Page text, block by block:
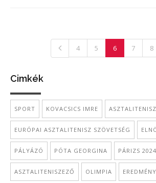
4 5 6 7 8
Cimkék
SPORT KOVACSICS IMRE ASZTALITENISZ
EURÓPAI ASZTALITENISZ SZÖVETSÉG
PÁLYÁZÓ PÓTA GEORGINA PÁRIZS 2024
ASZTALITENISZEZŐ OLIMPIA EREDMÉNY